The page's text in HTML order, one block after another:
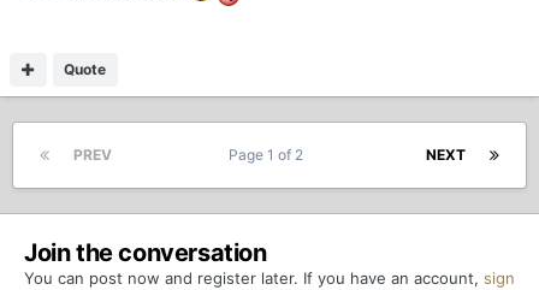
Quote
PREV NEXT
Page 1 of 2
Join the conversation
You can post now and register later. If you have an account, sign